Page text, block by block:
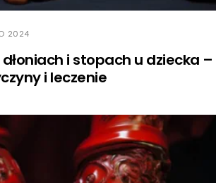
2024
i stopach u dziecka –
i leczenie